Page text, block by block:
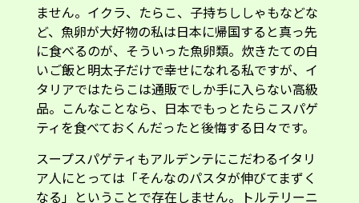
ません。イクラ、たらこ、子持ちししゃもなどな
ど、魚卵が大好物の私は日本に帰国すると真っ先
に食べるのが、そういった魚卵類。炊きたての白
いご飯と明太子だけで幸せになれる私ですが、イ
タリアではたらこは通販でしか手に入らない高級
品。こんなことなら、日本でもっとたらこスパゲ
ティを食べておくんだったと後悔する日々です。
スープスパゲティもアルデンテにこだわるイタリ
ア人にとっては「そんなのパスタが伸びてまずく
なる」ということで存在しません。トルテリーニ